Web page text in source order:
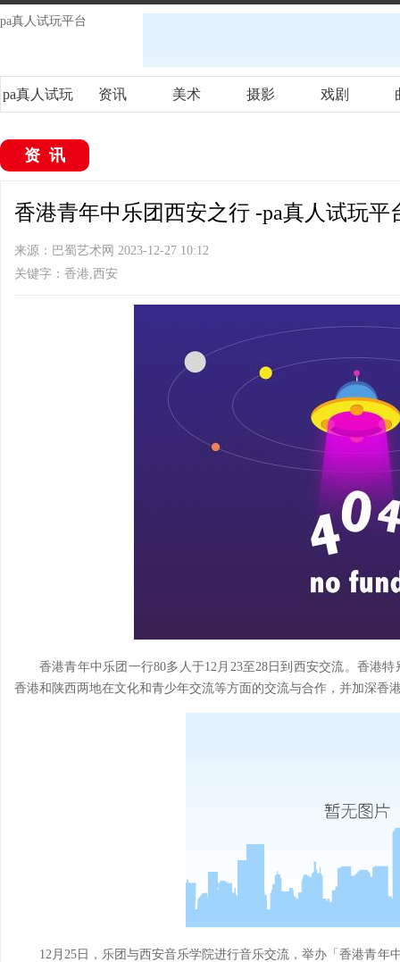
pa真人试玩平台
pa真人试玩 资讯 美术 摄影 戏剧
资讯
香港青年中乐团西安之行 -pa真人试玩平
来源：巴蜀艺术网 2023-12-27 10:12
关键字：香港,西安
香港青年中乐团一行80多人于12月23至28日到西安交流。香港
香港和陕西两地在文化和青少年交流等方面的交流与合作，并加深香
12月25日，乐团与西安音乐学院进行音乐交流，举办「香港青